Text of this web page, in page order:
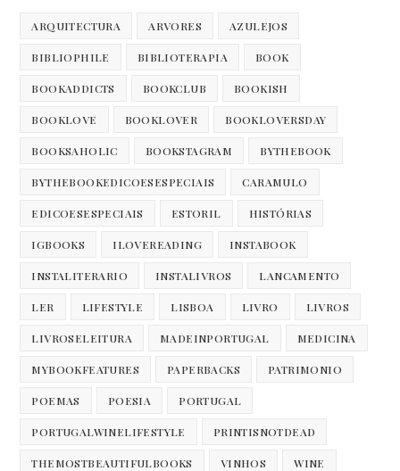
ARQUITECTURA ARVORES AZULEJOS
BIBLIOPHILE BIBLIOTERAPIA BOOK
BOOKADDICTS BOOKCLUB BOOKISH
BOOKLOVE BOOKLOVER BOOKLOVERSDAY
BOOKSAHOLIC BOOKSTAGRAM BYTHEBOOK
BYTHEBOOKEDICOESESPECIAIS CARAMULO
EDICOESESPECIAIS ESTORIL HISTÓRIAS
IGBOOKS ILOVEREADING INSTABOOK
INSTALITERARIO INSTALIVROS LANCAMENTO
LER LIFESTYLE LISBOA LIVRO LIVROS
LIVROSELEITURA MADEINPORTUGAL MEDICINA
MYBOOKFEATURES PAPERBACKS PATRIMONIO
POEMAS POESIA PORTUGAL
PORTUGALWINELIFESTYLE PRINTISNOTDEAD
THEMOSTBEAUTIFULBOOKS VINHOS WINE